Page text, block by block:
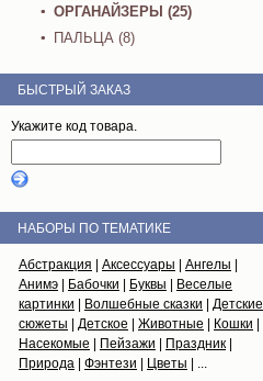
ОРГАНАЙЗЕРЫ (25)
ПАЛЬЦА (8)
БЫСТРЫЙ ЗАКАЗ
Укажите код товара.
НАБОРЫ ПО ТЕМАТИКЕ
Абстракция Аксессуары Ангелы
Анимэ
Бабочки Буквы
Веселые
картинки
Волшебные сказки
Детские
сюжеты
Детское Животные Кошки
Насекомые
Пейзажи Праздник
Природа
Фэнтези Цветы | ...